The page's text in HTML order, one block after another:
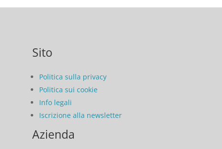
Sito
Politica sulla privacy
Politica sui cookie
Info legali
Iscrizione alla newsletter
Azienda